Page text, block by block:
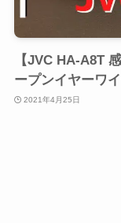
【JVC HA-A8T
ープンイヤーワ
2021年4月25日